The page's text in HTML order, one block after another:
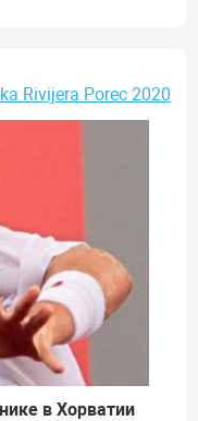
Rivijera Porec 2020
в Хорватии